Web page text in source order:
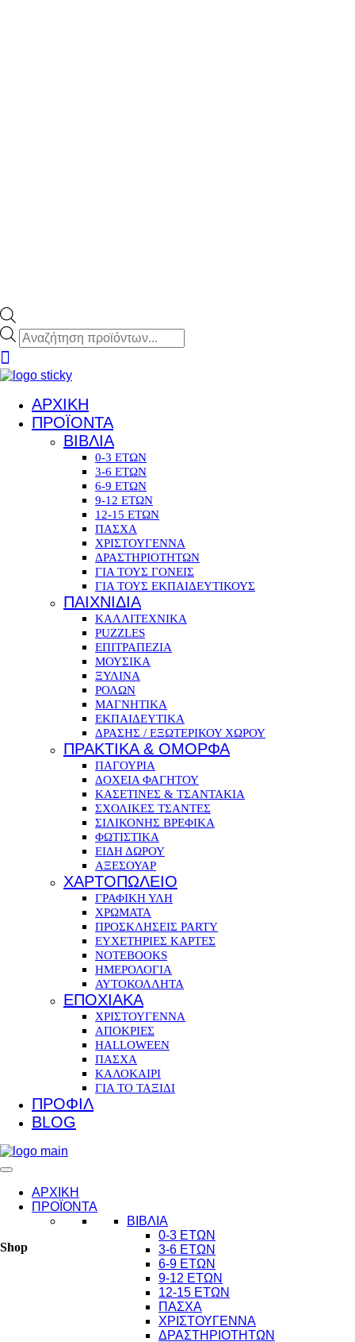
Products
search
ΑΡΧΙΚΗ
ΠΡΟΪΟΝΤΑ
ΒΙΒΛΙΑ
0-3 ΕΤΩΝ
3-6 ΕΤΩΝ
6-9 ΕΤΩΝ
9-12 ΕΤΩΝ
12-15 ΕΤΩΝ
ΠΑΣΧΑ
ΧΡΙΣΤΟΥΓΕΝΝΑ
ΔΡΑΣΤΗΡΙΟΤΗΤΩΝ
ΓΙΑ ΤΟΥΣ ΓΟΝΕΙΣ
ΓΙΑ ΤΟΥΣ ΕΚΠΑΙΔΕΥΤΙΚΟΥΣ
ΠΑΙΧΝΙΔΙΑ
ΚΑΛΛΙΤΕΧΝΙΚΑ
PUZZLES
ΕΠΙΤΡΑΠΕΖΙΑ
ΜΟΥΣΙΚΑ
ΞΥΛΙΝΑ
ΡΟΛΩΝ
ΜΑΓΝΗΤΙΚΑ
ΕΚΠΑΙΔΕΥΤΙΚΑ
ΔΡΑΣΗΣ / ΕΞΩΤΕΡΙΚΟΥ ΧΩΡΟΥ
ΠΡΑΚΤΙΚΑ & ΟΜΟΡΦΑ
ΠΑΓΟΥΡΙΑ
ΔΟΧΕΙΑ ΦΑΓΗΤΟΥ
ΚΑΣΕΤΙΝΕΣ & ΤΣΑΝΤΑΚΙΑ
ΣΧΟΛΙΚΕΣ ΤΣΑΝΤΕΣ
ΣΙΛΙΚΟΝΗΣ ΒΡΕΦΙΚΑ
ΦΩΤΙΣΤΙΚΑ
ΕΙΔΗ ΔΩΡΟΥ
ΑΞΕΣΟΥΑΡ
ΧΑΡΤΟΠΩΛΕΙΟ
ΓΡΑΦΙΚΗ ΥΛΗ
ΧΡΩΜΑΤΑ
ΠΡΟΣΚΛΗΣΕΙΣ PARTY
ΕΥΧΕΤΗΡΙΕΣ ΚΑΡΤΕΣ
NOTEBOOKS
ΗΜΕΡΟΛΟΓΙΑ
ΑΥΤΟΚΟΛΛΗΤΑ
ΕΠΟΧΙΑΚΑ
ΧΡΙΣΤΟΥΓΕΝΝΑ
ΑΠΟΚΡΙΕΣ
HALLOWEEN
ΠΑΣΧΑ
ΚΑΛΟΚΑΙΡΙ
ΓΙΑ ΤΟ ΤΑΞΙΔΙ
ΠΡΟΦΙΛ
BLOG
ΑΡΧΙΚΗ
ΠΡΟΪΟΝΤΑ
ΒΙΒΛΙΑ
0-3 ΕΤΩΝ
3-6 ΕΤΩΝ
6-9 ΕΤΩΝ
9-12 ΕΤΩΝ
12-15 ΕΤΩΝ
ΠΑΣΧΑ
ΧΡΙΣΤΟΥΓΕΝΝΑ
ΔΡΑΣΤΗΡΙΟΤΗΤΩΝ
Shop